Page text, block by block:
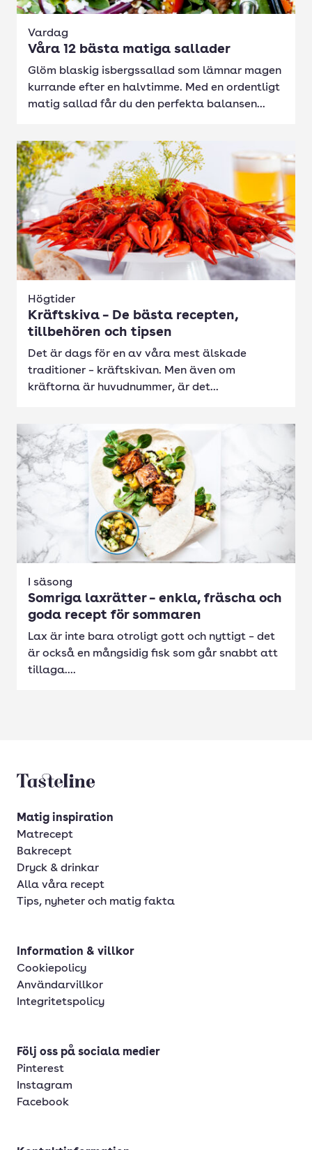
Vardag
Våra 12 bästa matiga sallader
Glöm blaskig isbergssallad som lämnar magen
kurrande efter en halvtimme. Med en ordentligt
matig sallad får du den perfekta balansen...
Högtider
Kräftskiva – De bästa recepten,
tillbehören och tipsen
Det är dags för en av våra mest älskade
traditioner – kräftskivan. Men även om
kräftorna är huvudnummer, är det...
I säsong
Somriga laxrätter – enkla, fräscha och
goda recept för sommaren
Lax är inte bara otroligt gott och nyttigt – det
är också en mångsidig fisk som går snabbt att
tillaga....
Tasteline startsida
Matig inspiration
Matrecept
Bakrecept
Dryck & drinkar
Alla våra recept
Tips, nyheter och matig fakta
Information & villkor
Cookiepolicy
Användarvillkor
Integritetspolicy
Följ oss på sociala medier
Pinterest
Instagram
Facebook